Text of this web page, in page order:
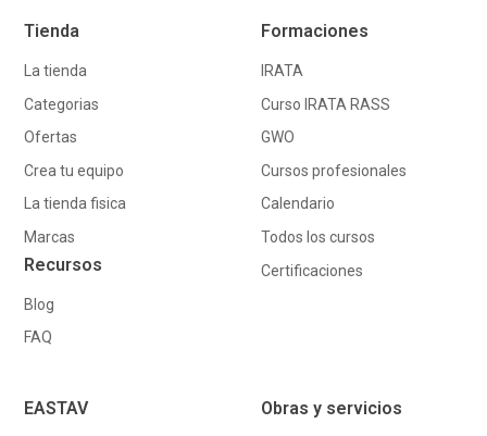
Tienda
La tienda
Categorias
Ofertas
Crea tu equipo
La tienda fisica
Marcas
Recursos
Blog
FAQ
Formaciones
IRATA
Curso IRATA RASS
GWO
Cursos profesionales
Calendario
Todos los cursos
Certificaciones
EASTAV Obras y servicios